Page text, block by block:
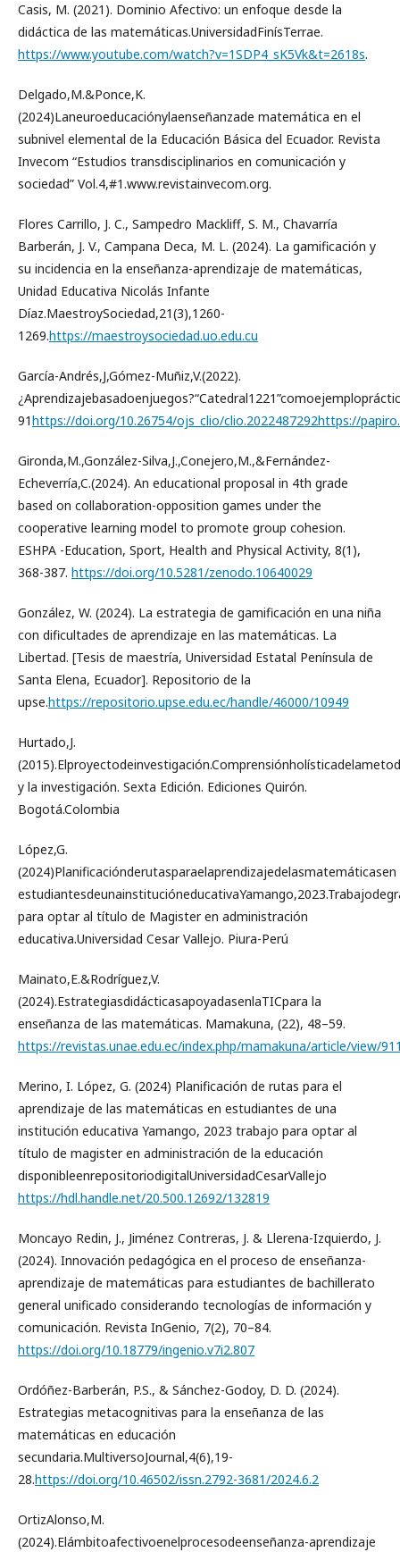
Casis, M. (2021). Dominio Afectivo: un enfoque desde la
didáctica de las matemáticas.UniversidadFinísTerrae.
https://www.youtube.com/watch?v=1SDP4_sK5Vk&t=2618s.
Delgado,M.&Ponce,K.
(2024)Laneuroeducaciónylaenseñanzade matemática en el
subnivel elemental de la Educación Básica del Ecuador. Revista
Invecom “Estudios transdisciplinarios en comunicación y
sociedad” Vol.4,#1.www.revistainvecom.org.
Flores Carrillo, J. C., Sampedro Mackliff, S. M., Chavarría
Barberán, J. V., Campana Deca, M. L. (2024). La gamificación y
su incidencia en la enseñanza-aprendizaje de matemáticas,
Unidad Educativa Nicolás Infante
Díaz.MaestroySociedad,21(3),1260-
1269.https://maestroysociedad.uo.edu.cu
García-Andrés,J,Gómez-Muñiz,V.(2022).
91https://doi.org/10.26754/ojs_clio/clio.2022487292https://
Gironda,M.,González-Silva,J.,Conejero,M.,&Fernández-
Echeverría,C.(2024). An educational proposal in 4th grade
based on collaboration-opposition games under the
cooperative learning model to promote group cohesion.
ESHPA -Education, Sport, Health and Physical Activity, 8(1),
368-387. https://doi.org/10.5281/zenodo.10640029
González, W. (2024). La estrategia de gamificación en una niña
con dificultades de aprendizaje en las matemáticas. La
Libertad. [Tesis de maestría, Universidad Estatal Península de
Santa Elena, Ecuador]. Repositorio de la
upse.https://repositorio.upse.edu.ec/handle/46000/10949
Hurtado,J.
y la investigación. Sexta Edición. Ediciones Quirón.
Bogotá.Colombia
López,G.
(2024)Planificaciónderutasparaelaprendizajedelasmatemáticasen
para optar al título de Magister en administración
educativa.Universidad Cesar Vallejo. Piura-Perú
Mainato,E.&Rodríguez,V.
(2024).EstrategiasdidácticasapoyadasenlaTICpara la
enseñanza de las matemáticas. Mamakuna, (22), 48–59.
https://revistas.unae.edu.ec/index.php/mamakuna/article/view/
Merino, I. López, G. (2024) Planificación de rutas para el
aprendizaje de las matemáticas en estudiantes de una
institución educativa Yamango, 2023 trabajo para optar al
título de magister en administración de la educación
disponibleenrepositoriodigitalUniversidadCesarVallejo
https://hdl.handle.net/20.500.12692/132819
Moncayo Redin, J., Jiménez Contreras, J. & Llerena-Izquierdo, J.
(2024). Innovación pedagógica en el proceso de enseñanza-
aprendizaje de matemáticas para estudiantes de bachillerato
general unificado considerando tecnologías de información y
comunicación. Revista InGenio, 7(2), 70–84.
https://doi.org/10.18779/ingenio.v7i2.807
Ordóñez-Barberán, P.S., & Sánchez-Godoy, D. D. (2024).
Estrategias metacognitivas para la enseñanza de las
matemáticas en educación
secundaria.MultiversoJournal,4(6),19-
28.https://doi.org/10.46502/issn.2792-3681/2024.6.2
OrtizAlonso,M.
(2024).Elámbitoafectivoenelprocesodeenseñanza-aprendizaje